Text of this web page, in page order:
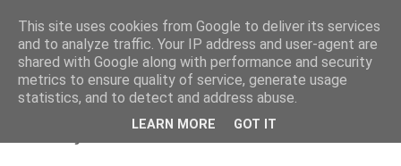
Acoso y derribo
This site uses cookies from Google to deliver its services
and to analyze traffic. Your IP address and user-agent are
shared with Google along with performance and security
metrics to ensure quality of service, generate usage
statistics, and to detect and address abuse.
LEARN MORE GOT IT